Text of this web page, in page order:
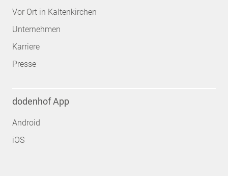
Vor Ort in Kaltenkirchen
Unternehmen
Karriere
Presse
dodenhof App
Android
iOS